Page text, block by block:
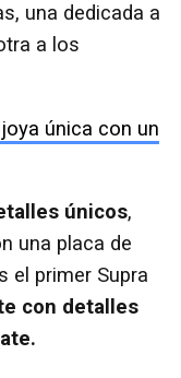
una dedicada a
a los
única con un
únicos,
una placa de
el primer Supra
con detalles